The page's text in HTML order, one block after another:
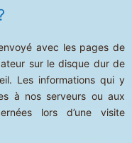
avec les pages de
sur le disque dur de
Les informations qui y
à nos serveurs ou aux
lors d’une visite